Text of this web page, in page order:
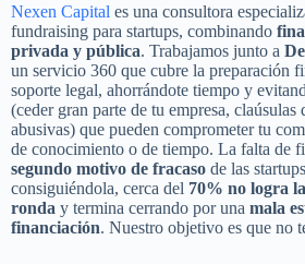
Nexen Capital es una consultora
fundraising para startups, combinando
privada y pública. Trabajamos junto a
un servicio 360 que cubre la preparación
soporte legal, ahorrándote tiempo y
(ceder gran parte de tu empresa, claúsulas
abusivas) que pueden comprometer tu
de conocimiento o de tiempo. La falta de
segundo motivo de fracaso de las
consiguiéndola, cerca del 70% no logra
ronda y termina cerrando por una mala
financiación. Nuestro objetivo es que no